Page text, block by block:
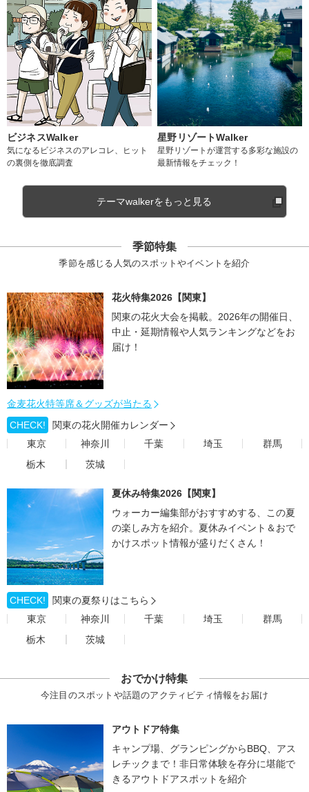
ビジネスWalker
気になるビジネスのアレコレ、ヒット
の裏側を徹底調査
星野リゾートWalker
星野リゾートが運営する多彩な施設の
最新情報をチェック！
テーマwalkerをもっと見る
季節特集
季節を感じる人気のスポットやイベントを紹介
花火特集2026【関東】
関東の花火大会を掲載。2026年の開催日、
中止・延期情報や人気ランキングなどをお
届け！
金麦花火特等席＆グッズが当たる
CHECK!
関東の花火開催カレンダー
東京
神奈川 千葉 埼玉
群馬
栃木
茨城
夏休み特集2026【関東】
ウォーカー編集部がおすすめする、この夏
の楽しみ方を紹介。夏休みイベント＆おで
かけスポット情報が盛りだくさん！
CHECK!
関東の夏祭りはこちら
東京
神奈川 千葉 埼玉
群馬
栃木
茨城
おでかけ特集
今注目のスポットや話題のアクティビティ情報をお届け
アウトドア特集
キャンプ場、グランピングからBBQ、アス
レチックまで！非日常体験を存分に堪能で
きるアウトドアスポットを紹介